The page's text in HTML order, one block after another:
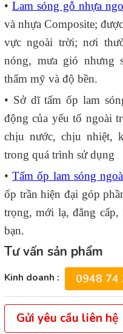
• Lam sóng gỗ nhựa
và nhựa Composite;
vực ngoài trời; nơi
nóng, mưa gió nhưng
thẩm mỹ và độ bền.
• Sở dĩ tấm ốp lam
động của yếu tố ngoài
chịu nước, chịu nhiệt,
trong quá trình sử dụng
•Tấm ốp lam sóng
ốp trần hiện đại góp
trọng, mới lạ, đẳng cấp,
bạn.
Tư vấn sản phẩm
Kinh doanh : 0948 74
Gửi yêu cầu liên hệ